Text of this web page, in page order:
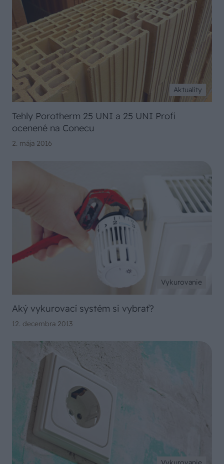
Aktuality
Tehly Porotherm 25 UNI a 25 UNI Profi
ocenené na Conecu
2. mája 2016
Vykurovanie
Aký vykurovací systém si vybrať?
12. decembra 2013